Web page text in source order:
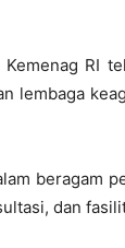
RI
lembaga
beragam
dan